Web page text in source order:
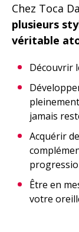
Chez Toca
plusieurs
véritable
Découvrir
jamais
Acquérir
Être en
votre